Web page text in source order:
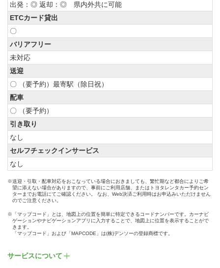
出発：◎ 返却：◎ 県内外共に可能
ETCカード貸出
〇
バリアフリー
未対応
送迎
〇 （要予約）最寄駅（除日祝）
配車
〇 （要予約）
引き取り
なし
セルフチェックインサービス
なし
※送迎・引取・配車対応をおこなっている場合におきましても、繁忙期など都合によりご希
望に添えない場合がありますので、事前にご利用店舗、またはトヨタレンタカー予約セン
ターまでお電話にてご確認ください。 なお、Web決済ご利用時はお申込みいただけません
のでご注意ください。
※「マップコード」とは、地図上の位置を簡単に特定できるコードナンバーです。カーナビ
ゲーションやナビゲーションアプリに入力することで、地図上に位置を表示することがで
きます。
「マップコード」および「MAPCODE」は(株)デンソーの登録商標です。
サービスについて